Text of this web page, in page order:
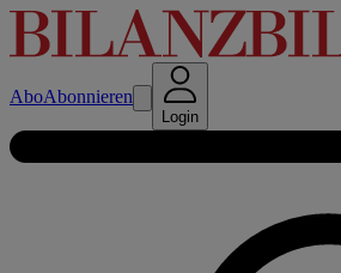
AboAbonnieren
Login